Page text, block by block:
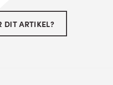
DIT ARTIKEL?